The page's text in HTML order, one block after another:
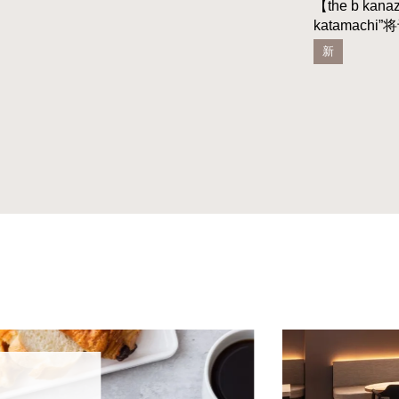
【the b
katamachi”
新